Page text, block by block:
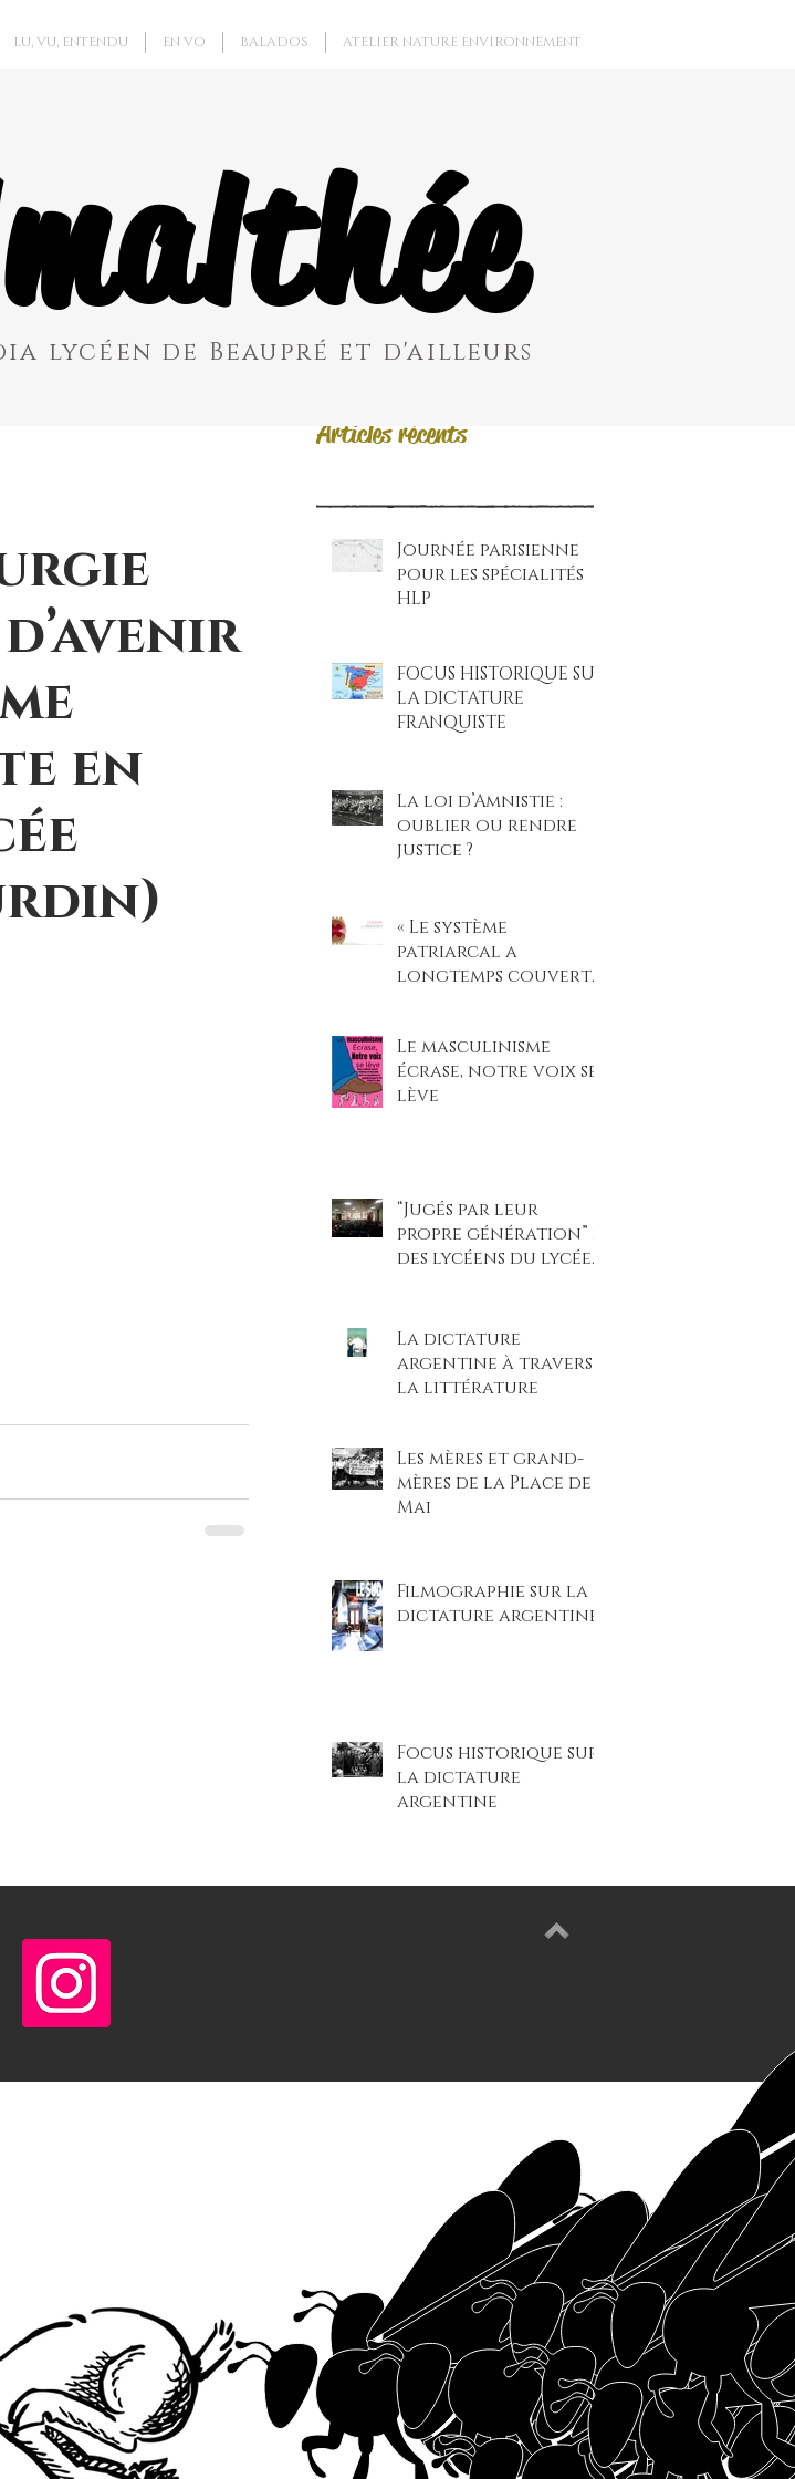
Revenez bientôt
Dès que de
nouveaux posts
seront publiés,
Articles récents
en
Journée parisienne
pour les spécialités
HLP
FOCUS HISTORIQUE SUR
LA DICTATURE
FRANQUISTE
La loi d’Amnistie :
oublier ou rendre
justice ?
« Le système
patriarcal a
longtemps couvert
femmes »
Le masculinisme
écrase, notre voix se
lève
“Jugés par leur
propre génération” :
des lycéens du lycée
climatique
percutant
La dictature
argentine à travers
la littérature
Les mères et grand-
mères de la Place de
Mai
Filmographie sur la
dictature argentine
Focus historique sur
la dictature
argentine
LU, VU, ENTENDU EN VO BALADOS ATELIER NATURE ENVIRONNEMENT
lycéen de Beaupré et d'ailleurs